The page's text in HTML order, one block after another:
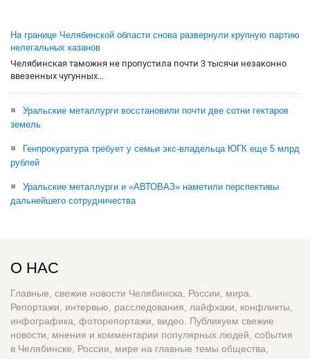
На границе Челябинской области снова развернули крупную партию
нелегальных казанов
Челябинская таможня не пропустила почти 3 тысячи незаконно
ввезенных чугунных...
Уральские металлурги восстановили почти две сотни гектаров
земель
Генпрокуратура требует у семьи экс-владельца ЮГК еще 5 млрд
рублей
Уральские металлурги и «АВТОВАЗ» наметили перспективы
дальнейшего сотрудничества
О НАС
Главные, свежие новости Челябинска, России, мира.
Репортажи, интервью, расследования, лайфхаки, конфликты,
инфографика, фоторепортажи, видео. Публикуем свежие
новости, мнения и комментарии популярных людей, события
в Челябинске, России, мире на главные темы общества,